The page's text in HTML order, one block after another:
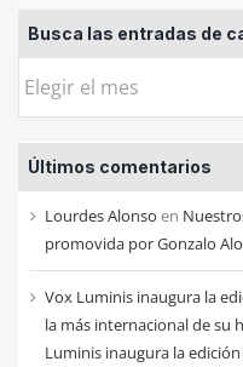
Busca las entradas de
Busca
entradas
de
cada
mes
Últimos comentarios
Lourdes Alonso en
promovida por Gonzalo
Vox Luminis inaugura la
la más internacional de su
Luminis inaugura la edición